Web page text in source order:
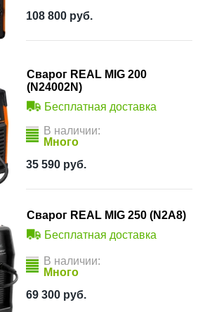
108 800 руб.
Сварог REAL MIG 200
(N24002N)
Бесплатная доставка
В наличии:
Много
35 590 руб.
Сварог REAL MIG 250 (N2A8)
Бесплатная доставка
В наличии:
Много
69 300 руб.